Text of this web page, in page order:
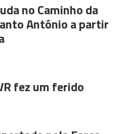
no Caminho da
António a partir
fez um ferido